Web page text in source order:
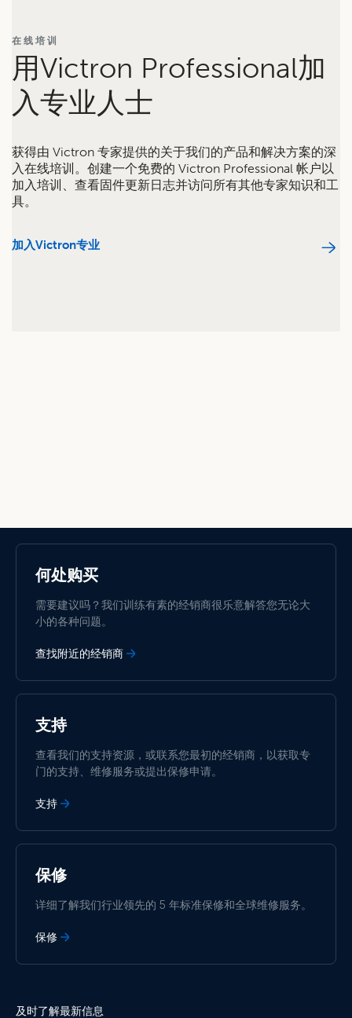
在线培训
用Victron Professional加
入专业人士
获得由 Victron 专家提供的关于我们的产品和解决方案的深
入在线培训。创建一个免费的 Victron Professional 帐户以
加入培训、查看固件更新日志并访问所有其他专家知识和工
具。
加入Victron专业
中國人
Change language
Čeština
Español
Türkçe
Ελληνικά
Русский
Українська
Stay up to date
I agree to receive the newsletter and accept the
何处购买
需要建议吗？我们训练有素的经销商很乐意解答您无论大
小的各种问题。
查找附近的经销商
支持
查看我们的支持资源，或联系您最初的经销商，以获取专
门的支持、维修服务或提出保修申请。
支持
保修
详细了解我们行业领先的 5 年标准保修和全球维修服务。
保修
及时了解最新信息